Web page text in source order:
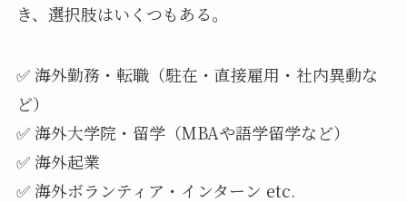
き、選択肢はいくつもある。
✅ 海外勤務・転職（駐在・直接雇用・社内異動な
ど）
✅ 海外大学院・留学（MBAや語学留学など）
✅ 海外起業
✅ 海外ボランティア・インターン etc.